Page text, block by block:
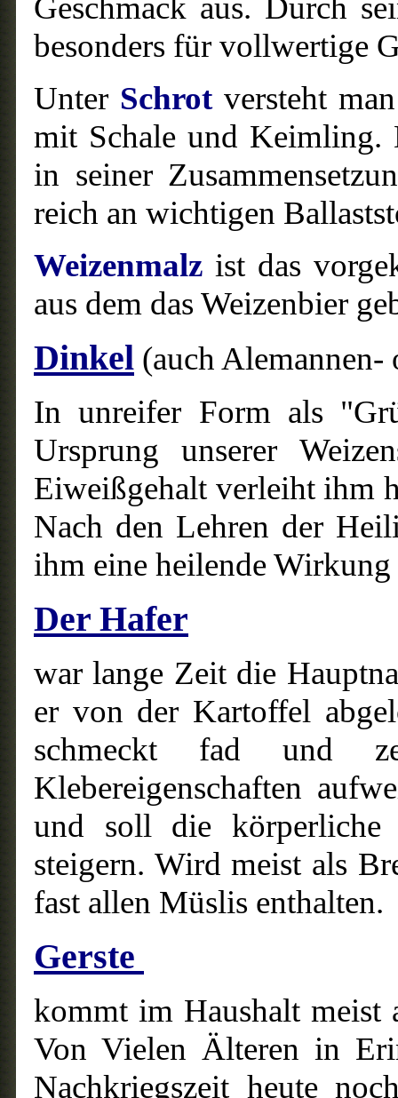
Geschmack aus. Durch
besonders für vollwertige
Unter Schrotversteht
mit Schale und Keimling.
in seiner
reich an wichtigen
Weizenmalz ist das
aus dem das Weizenbier
Dinkel (auch
In unreifer Form als
Ursprung unserer
Eiweißgehalt verleiht ihm
Nach den Lehren der
ihm eine heilende Wirkung
Der Hafer
war lange Zeit die
er von der Kartoffel
schmeckt fad und
Klebereigenschaften
und soll die körperliche
steigern. Wird meist als
fast allen Müslis enthalten.
Gerste
kommt im Haushalt meist
Von Vielen Älteren in
Nachkriegszeit heute